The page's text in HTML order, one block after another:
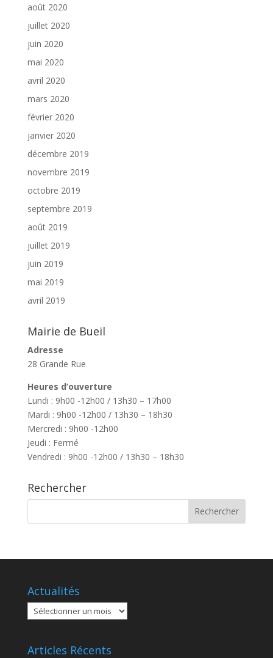
août 2020
juillet 2020
juin 2020
mai 2020
avril 2020
mars 2020
février 2020
janvier 2020
décembre 2019
novembre 2019
octobre 2019
septembre 2019
août 2019
juillet 2019
juin 2019
mai 2019
avril 2019
Mairie de Bueil
Adresse
28 Grande Rue
Heures d’ouverture
Lundi : 9h00 -12h00 / 13h30 – 17h00
Mardi : 9h00 -12h00 / 13h30 – 18h30
Mercredi : 9h00 -12h00
Jeudi : Fermé
Vendredi : 9h00 -12h00 / 13h30 – 18h30
Rechercher
Actualités
Actualités
Articles Récents